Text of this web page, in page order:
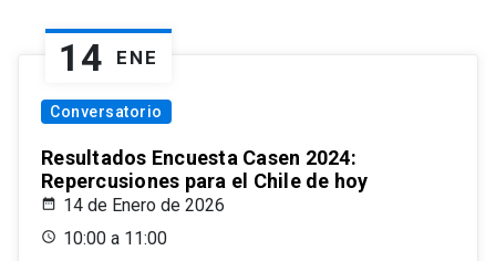
14 ENE
Conversatorio
Resultados Encuesta Casen 2024:
Repercusiones para el Chile de hoy
14 de Enero de 2026
10:00 a 11:00